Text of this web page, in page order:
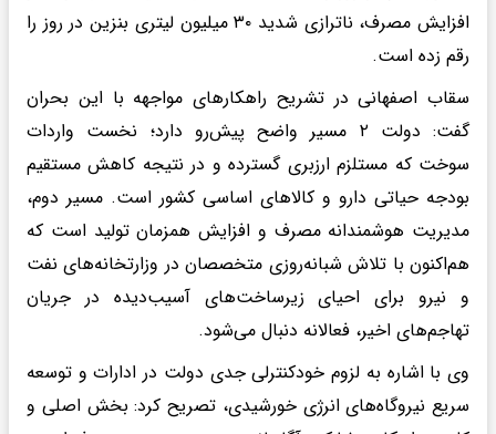
افزایش مصرف، ناترازی شدید ۳۰ میلیون لیتری بنزین در روز را
رقم زده است.
سقاب اصفهانی در تشریح راهکارهای مواجهه با این بحران
گفت: دولت ۲ مسیر واضح پیش‌رو دارد؛ نخست واردات
سوخت که مستلزم ارزبری گسترده و در نتیجه کاهش مستقیم
بودجه حیاتی دارو و کالاهای اساسی کشور است. مسیر دوم،
مدیریت هوشمندانه مصرف و افزایش همزمان تولید است که
هم‌اکنون با تلاش شبانه‌روزی متخصصان در وزارتخانه‌های نفت
و نیرو برای احیای زیرساخت‌های آسیب‌دیده در جریان
تهاجم‌های اخیر، فعالانه دنبال می‌شود.
وی با اشاره به لزوم خودکنترلی جدی دولت در ادارات و توسعه
سریع نیروگاه‌های انرژی خورشیدی، تصریح کرد: بخش اصلی و